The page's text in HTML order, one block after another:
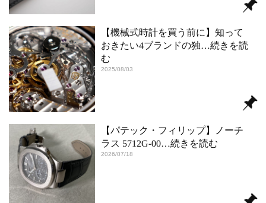
【機械式時計を買う前に】知って
おきたい4ブランドの独…続きを読
む
2025/08/03
【パテック・フィリップ】ノーチ
ラス 5712G-00…続きを読む
2026/07/18